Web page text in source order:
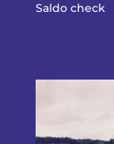
Saldo check